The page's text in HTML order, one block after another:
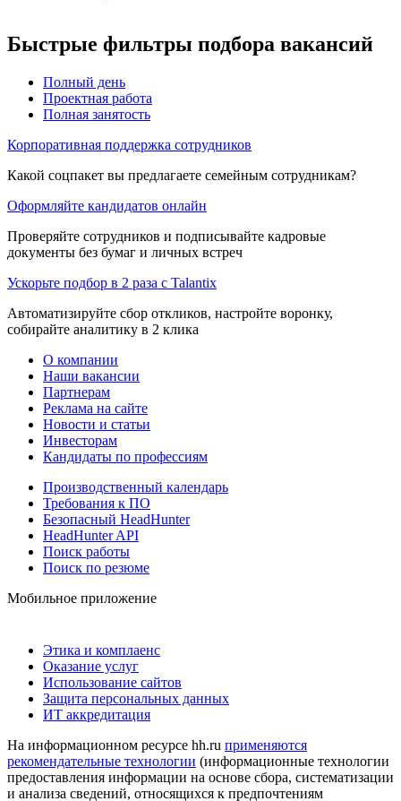
Быстрые фильтры подбора вакансий
Полный день
Проектная работа
Полная занятость
Корпоративная поддержка сотрудников
Какой соцпакет вы предлагаете семейным сотрудникам?
Оформляйте кандидатов онлайн
Проверяйте сотрудников и подписывайте кадровые
документы без бумаг и личных встреч
Ускорьте подбор в 2 раза с Talantix
Автоматизируйте сбор откликов, настройте воронку,
собирайте аналитику в 2 клика
О компании
Наши вакансии
Партнерам
Реклама на сайте
Новости и статьи
Инвесторам
Кандидаты по профессиям
Производственный календарь
Требования к ПО
Безопасный HeadHunter
HeadHunter API
Поиск работы
Поиск по резюме
Мобильное приложение
Этика и комплаенс
Оказание услуг
Использование сайтов
Защита персональных данных
ИТ аккредитация
На информационном ресурсе hh.ru применяются
рекомендательные технологии (информационные технологии
предоставления информации на основе сбора, систематизации
и анализа сведений, относящихся к предпочтениям